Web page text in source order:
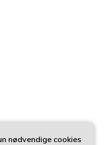
nødvendige cookies